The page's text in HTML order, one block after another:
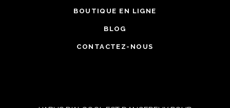
BOUTIQUE EN LIGNE
BLOG
CONTACTEZ-NOUS